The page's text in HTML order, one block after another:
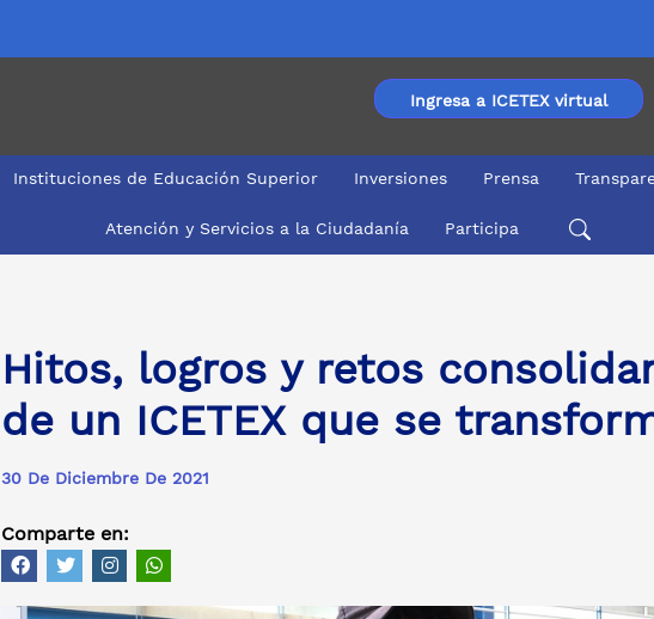
Ingresa a ICETEX virtual
Instituciones de Educación Superior Inversiones Prensa
Atención y Servicios a la Ciudadanía Participa
Hitos, logros y retos
de un ICETEX que se
30 De Diciembre De 2021
Comparte en: